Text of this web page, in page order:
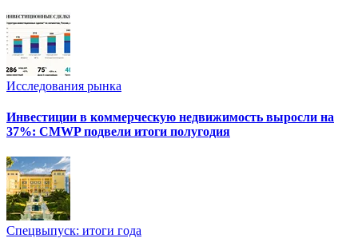
Исследования рынка
Инвестиции в коммерческую недвижимость выросли на
37%: CMWP подвели итоги полугодия
Спецвыпуск: итоги года